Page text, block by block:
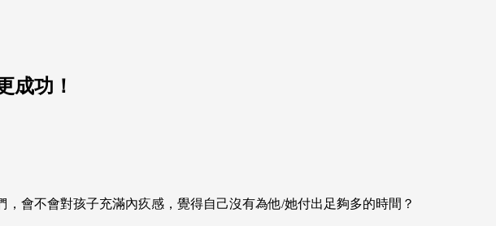
成功！
會不會對孩子充滿內疚感，覺得自己沒有為他/她付出足夠多的時間？